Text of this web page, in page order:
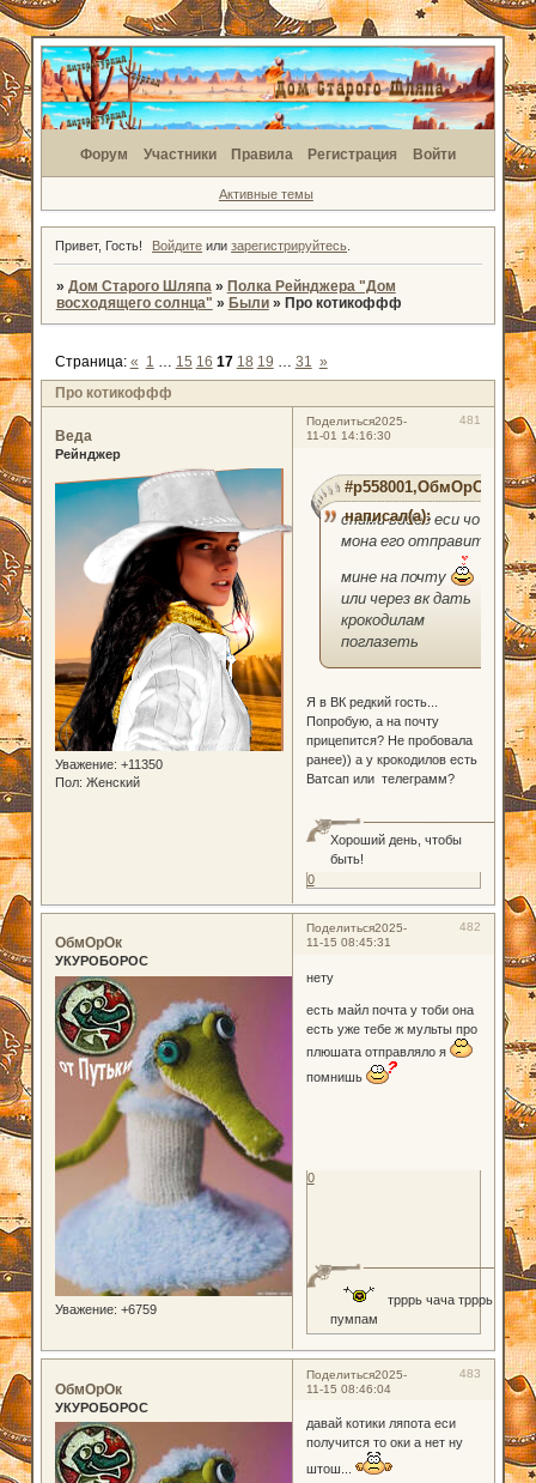
Форум Участники Правила Регистрация Войти
Активные темы
Привет, Гость! Войдите илизарегистрируйтесь
» Дом Старого Шляпа » Полка Рейнджера "Дом
восходящего солнца" » Были » Про котикоффф
Про котикоффф
Страница: « 1 … 15 16 17 18 19 … 31 »
Поделиться 481
2025-
11-01 14:16:30
Веда
Рейнджер
Уважение: +11350
Пол: Женский
#p558001,ОбмОрОк
написал(а):
сними видео еси чо и
мона его отправить
мине на почту
или через вк дать
крокодилам
поглазеть
Я в ВК редкий гость...
Попробую, а на почту
прицепится? Не пробовала
ранее)) а у крокодилов есть
Ватсап или телеграмм?
Хороший день, чтобы
быть!
0
Поделиться 482
2025-
11-15 08:45:31
ОбмОрОк
УКУРОБОРОС
Уважение: +6759
нету
есть майл почта у тоби она
есть уже тебе ж мульты про
плюшата отправляло я
помнишь
трррь чача трррь
пумпам
0
Поделиться 483
2025-
11-15 08:46:04
ОбмОрОк
УКУРОБОРОС
давай котики ляпота еси
получится то оки а нет ну
штош...